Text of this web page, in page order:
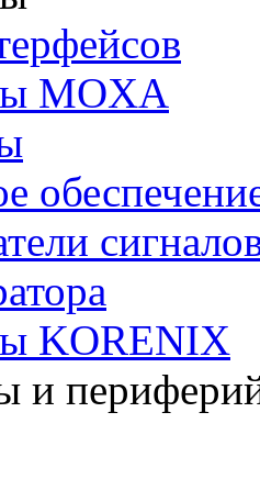
MOXA
KORENIX
и